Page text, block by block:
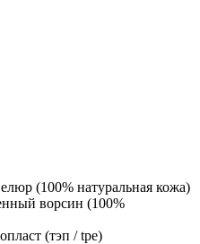
(100% натуральная кожа)
ворсин (100%
(тэп / tpe)